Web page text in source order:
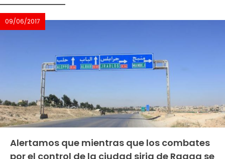
09/06/2017
Alertamos que mientras que los combates
por el control de la ciudad siria de Raqqa se